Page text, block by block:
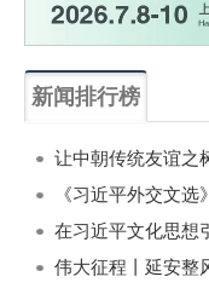
新闻排行榜
《习近平外交文